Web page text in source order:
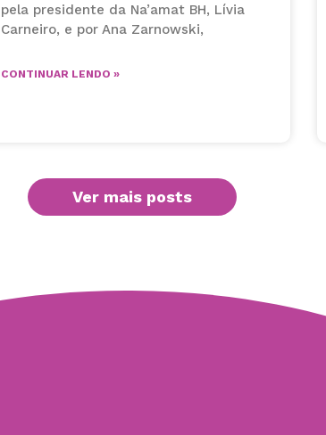
pela presidente da Na’amat BH, Lívia
Carneiro, e por Ana Zarnowski,
CONTINUAR LENDO »
Ver mais posts